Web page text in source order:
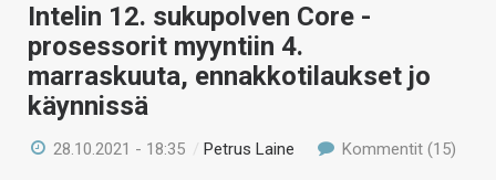
HAKU
Intelin 12. sukupolven Core -
prosessorit myyntiin 4.
marraskuuta, ennakkotilaukset jo
käynnissä
28.10.2021 - 18:35 /Petrus Laine Kommentit (15)